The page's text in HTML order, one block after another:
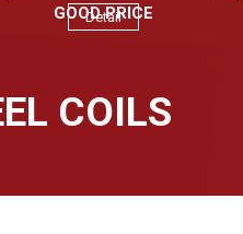
GOOD PRICE
Detail
COILS